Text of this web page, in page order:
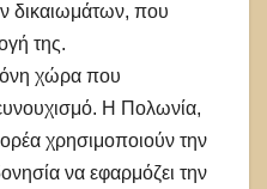
δικαιωμάτων, που
της.
χώρα που
Η Πολωνία,
χρησιμοποιούν την
να εφαρμόζει την